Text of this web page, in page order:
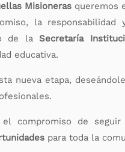
Misionerasqueremos
la responsabilidad
de laSecretaría
educativa.
nueva etapa,
el compromiso de
para toda la